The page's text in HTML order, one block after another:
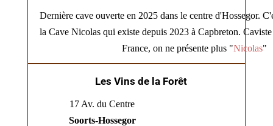
Dernière cave ouverte en 2025 dans le centre d'Hossegor.
la Cave Nicolas qui existe depuis 2023 à Capbreton.
France, on ne présente plus "Nicolas"
Les Vins de la Forêt
17 Av. du Centre
Soorts‑Hossegor